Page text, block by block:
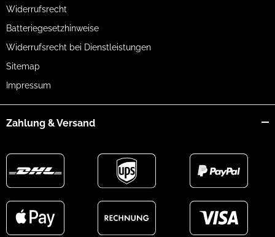
Widerrufsrecht
Batteriegesetzhinweise
Widerrufsrecht bei Dienstleistungen
Sitemap
Impressum
Zahlung & Versand